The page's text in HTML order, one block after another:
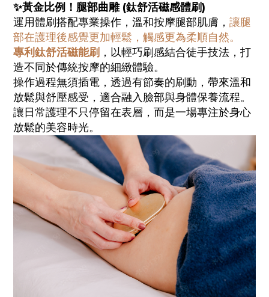
✨黃金比例！腿部曲雕 (鈦舒活磁感體刷)
運用體刷搭配專業操作，溫和按摩腿部肌膚， 讓腿
部在護理後感覺更加輕鬆，觸感更為柔順自然。
專利鈦舒活磁能刷 ，以輕巧刷感結合徒手技法，打
造不同於傳統按摩的細緻體驗。
操作過程無須插電，透過有節奏的刷動，帶來溫和
放鬆與舒壓感受，適合融入臉部與身體保養流程。
讓日常護理不只停留在表層，而是一場專注於身心
放鬆的美容時光。